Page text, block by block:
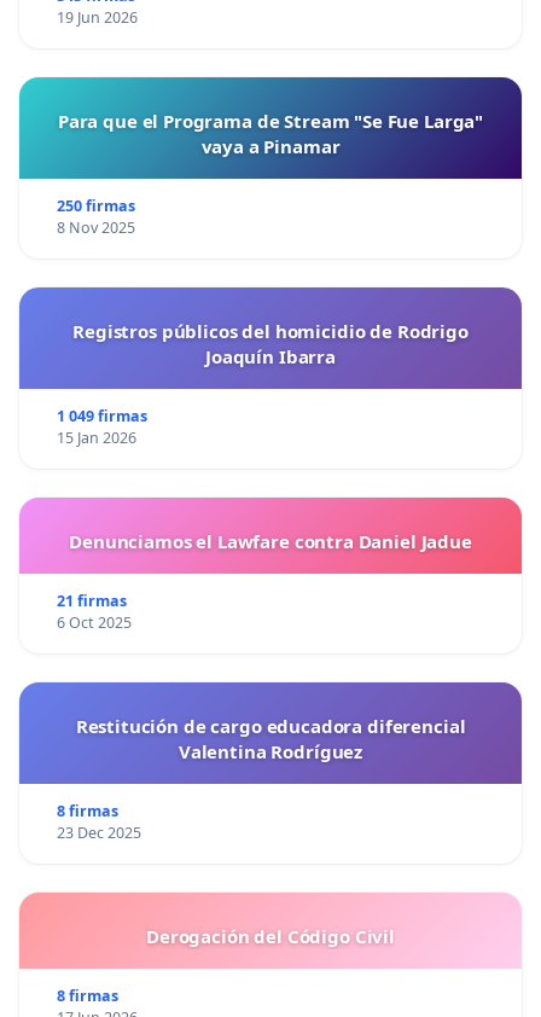
19 Jun 2026
Para que el Programa de Stream "Se Fue Larga"
vaya a Pinamar
250 firmas
8 Nov 2025
Registros públicos del homicidio de Rodrigo
Joaquín Ibarra
1 049 firmas
15 Jan 2026
Denunciamos el Lawfare contra Daniel Jadue
21 firmas
6 Oct 2025
Restitución de cargo educadora diferencial
Valentina Rodríguez
8 firmas
23 Dec 2025
Derogación del Código Civil
8 firmas